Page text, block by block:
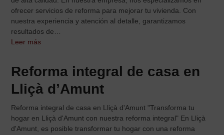
ofrecer servicios de reforma para mejorar tu vivienda. Con
nuestra experiencia y atención al detalle, garantizamos
resultados de…
Leer más
Reforma integral de casa en
Lliçà d’Amunt
Reforma integral de casa en Lliçà d'Amunt "Transforma tu
hogar en Lliçà d'Amunt con nuestra reforma integral" En Lliçà
d'Amunt, es posible transformar tu hogar con una reforma